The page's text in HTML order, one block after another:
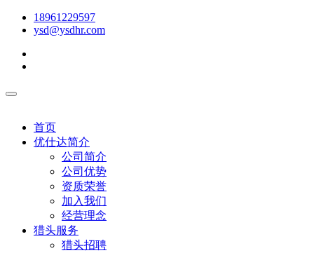
18961229597
ysd@ysdhr.com
首页
优仕达简介
公司简介
公司优势
资质荣誉
加入我们
经营理念
猎头服务
猎头招聘